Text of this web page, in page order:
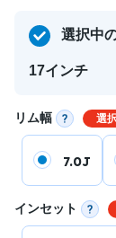
選択中
17インチ
リム幅 選
7.0J
インセット